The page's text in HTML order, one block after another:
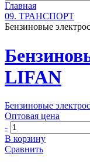
Главная
09. ТРАНСПОРТ
Бензиновые
LIFAN
Бензиновые
Оптовая цена
-
В корзину
Сравнить